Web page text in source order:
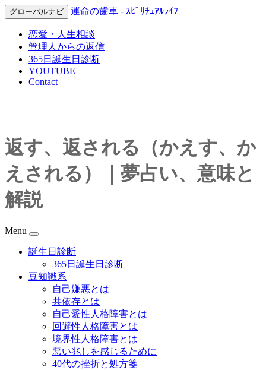
グローバルナビ 運命の歯車 - ｽﾋﾟﾘﾁｭｱﾙﾗｲﾌ
恋愛・人生相談
管理人からの返信
365日誕生日診断
YOUTUBE
Contact
返す、返される（かえす、か
えされる）｜夢占い、意味と
解説
Menu
誕生日診断
365日誕生日診断
豆知識系
自己嫌悪とは
共依存とは
自己愛性人格障害とは
回避性人格障害とは
境界性人格障害とは
悪い兆しを感じるために
40代の挫折と処方箋